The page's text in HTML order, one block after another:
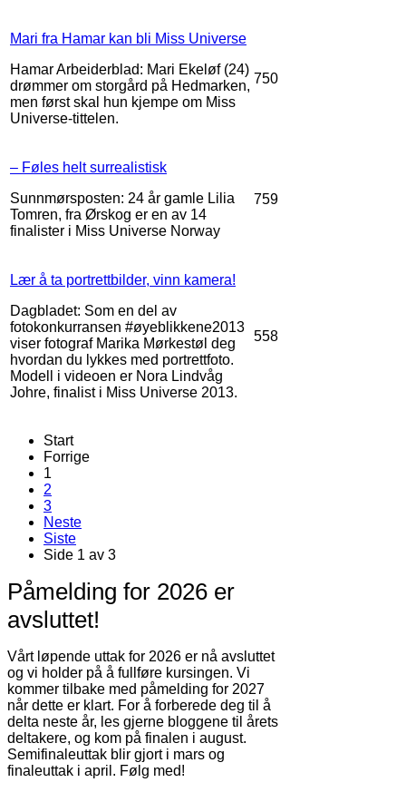
Mari fra Hamar kan bli Miss Universe
Hamar Arbeiderblad: Mari Ekeløf (24)
drømmer om storgård på Hedmarken,
men først skal hun kjempe om Miss
Universe-tittelen.
750
– Føles helt surrealistisk
Sunnmørsposten: 24 år gamle Lilia
Tomren, fra Ørskog er en av 14
finalister i Miss Universe Norway
759
Lær å ta portrettbilder, vinn kamera!
Dagbladet: Som en del av
fotokonkurransen #øyeblikkene2013
viser fotograf Marika Mørkestøl deg
hvordan du lykkes med portrettfoto.
Modell i videoen er Nora Lindvåg
Johre, finalist i Miss Universe 2013.
558
Start
Forrige
1
2
3
Neste
Siste
Side 1 av 3
Påmelding for 2026 er
avsluttet!
Vårt løpende uttak for 2026 er nå avsluttet
og vi holder på å fullføre kursingen. Vi
kommer tilbake med påmelding for 2027
når dette er klart. For å forberede deg til å
delta neste år, les gjerne bloggene til årets
deltakere, og kom på finalen i august.
Semifinaleuttak blir gjort i mars og
finaleuttak i april. Følg med!